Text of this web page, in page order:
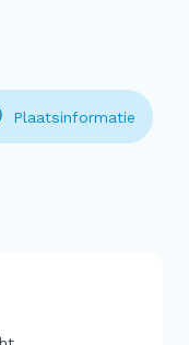
Plaatsinformatie